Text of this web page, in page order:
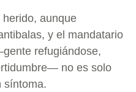
aunque
y el mandatario
refugiándose,
no es solo
síntoma.